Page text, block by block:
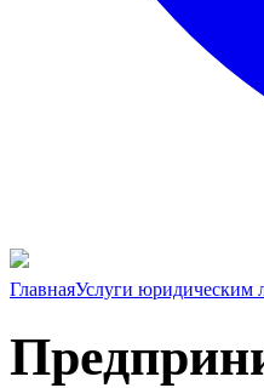
ГлавнаяУслуги юридическим